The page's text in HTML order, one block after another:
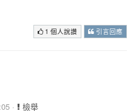
1 個人說讚 引言回應
· 檢舉